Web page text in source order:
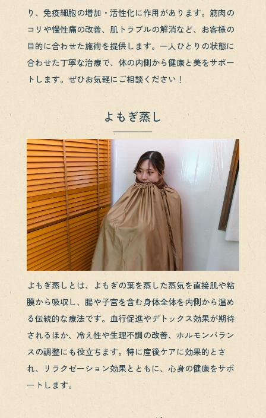
り、免疫細胞の増加・活性化に作用があります。筋肉の
コリや慢性痛の改善、肌トラブルの解消など、お客様の
目的に合わせた施術を提供します。一人ひとりの状態に
合わせた丁寧な治療で、体の内側から健康と美をサポー
トします。ぜひお気軽にご相談ください！
よもぎ蒸し
よもぎ蒸しとは、よもぎの葉を蒸した蒸気を直接肌や粘
膜から吸収し、腸や子宮を含む身体全体を内側から温め
る伝統的な療法です。血行促進やデトックス効果が期待
されるほか、冷え性や生理不調の改善、ホルモンバラン
スの調整にも役立ちます。特に産後ケアに効果的とさ
れ、リラクゼーション効果とともに、心身の健康をサポ
ートします。